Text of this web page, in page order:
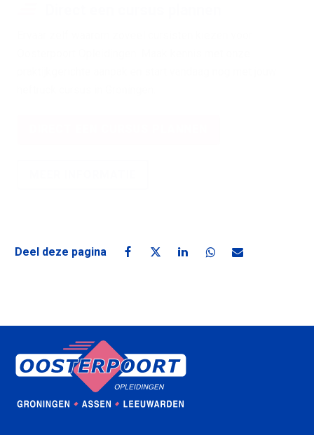
Deel deze pagina
Deel deze pagina op Facebook
Deel deze pagina op X
Deel deze pagina op
Deel deze pagina
Deel deze